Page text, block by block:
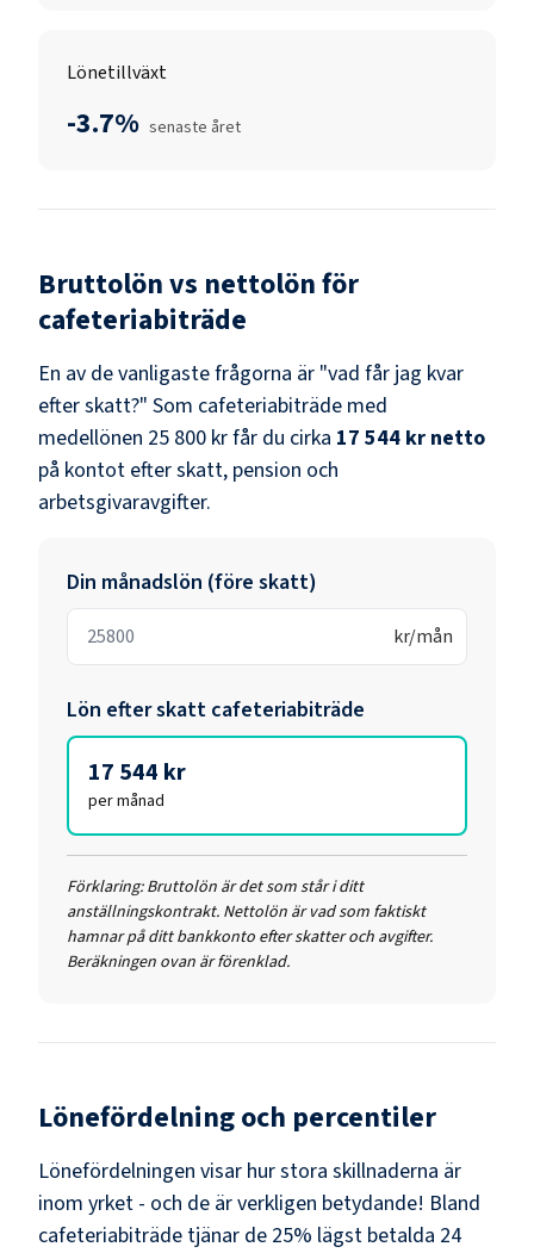
Lönetillväxt
-3.7% senaste året
Bruttolön vs nettolön för
cafeteriabiträde
En av de vanligaste frågorna är "vad får jag kvar
efter skatt?" Som cafeteriabiträde med
medellönen 25 800 krfår du cirka 17 544 kr netto
på kontot efter skatt, pension och
arbetsgivaravgifter.
Din månadslön (före skatt)
kr/mån
Lön efter skatt cafeteriabiträde
17 544 kr
per månad
Förklaring: Bruttolön är det som står i ditt
anställningskontrakt. Nettolön är vad som faktiskt
hamnar på ditt bankkonto efter skatter och avgifter.
Beräkningen ovan är förenklad.
Lönefördelning och percentiler
Lönefördelningen visar hur stora skillnaderna är
inom yrket - och de är verkligen betydande! Bland
cafeteriabiträde tjänar de 25% lägst betalda 24